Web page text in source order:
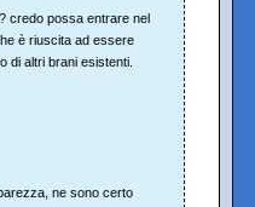
credo possa entrare nel
è riuscita ad essere
di altri brani esistenti.
ne sono certo